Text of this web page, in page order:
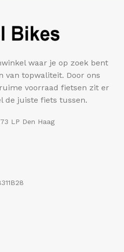
waar je op zoek bent
van topwaliteit. Door ons
voorraad fietsen zit er
de juiste fiets tussen.
LP Den Haag